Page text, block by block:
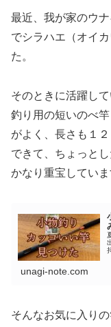
最近、我が家のウ
でシラハエ（オイ
た。
そのときに活躍し
釣り用の短いのべ竿
がよく、長さも１
できて、ちょっと
かなり重宝していま
unagi-note.com
そんなお気に入り